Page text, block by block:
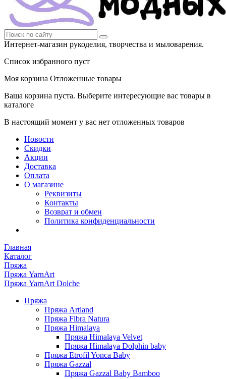
Интернет-магазин рукоделия, творчества и мыловарения.
Список избранного пуст
Моя корзина Отложенные товары
Ваша корзина пуста. Выберите интересующие вас товары в
каталоге
В настоящий момент у вас нет отложенных товаров
Новости
Скидки
Акции
Доставка
Оплата
О магазине
Реквизиты
Контакты
Возврат и обмен
Политика конфиденциальности
Главная
Каталог
Пряжа
Пряжа YarnArt
Пряжа YarnArt Dolche
Пряжа
Пряжа Artland
Пряжа Fibra Natura
Пряжа Himalaya
Пряжа Himalaya Velvet
Пряжа Himalaya Dolphin baby
Пряжа Etrofil Yonca Baby
Пряжа Gazzal
Пряжа Gazzal Baby Bamboo